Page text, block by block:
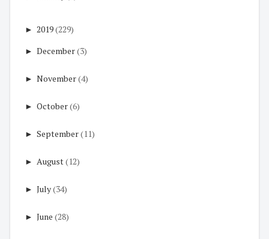
► 2019(229)
► December(3)
► November(4)
► October(6)
► September(11)
► August(12)
► July(34)
► June (28)